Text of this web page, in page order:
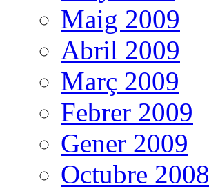
Maig 2009
Abril 2009
Març 2009
Febrer 2009
Gener 2009
Octubre 2008